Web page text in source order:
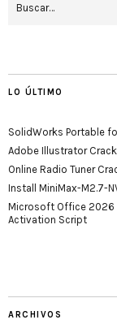
LO ÚLTIMO
SolidWorks Portable
Adobe Illustrator
Online Radio Tuner
Install MiniMax-M2.7-
Microsoft Office 2026
Activation Script
ARCHIVOS